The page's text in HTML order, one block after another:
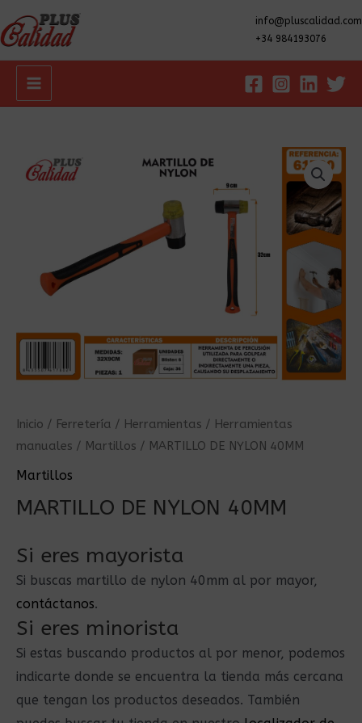
info@pluscalidad.com
+34 984193076
Main
Inicio / Ferretería / Herramientas / Herramientas
manuales / Martillos / MARTILLO DE NYLON 40MM
Martillos
MARTILLO DE NYLON 40MM
Si eres mayorista
Si buscas martillo de nylon 40mm al por mayor,
contáctanos.
Si eres minorista
Si estas buscando productos al por menor, podemos
indicarte donde se encuentra la tienda más cercana
que tengan los productos deseados. También